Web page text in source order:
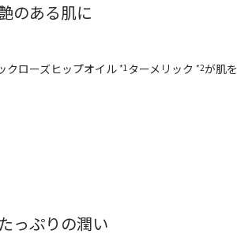
のある肌に
クローズヒップオイル *1ターメリック *2が肌
たっぷりの潤い